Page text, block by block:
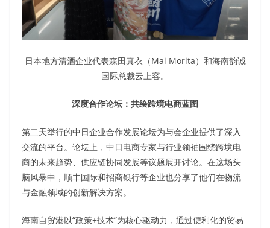
日本地方清酒企业代表森田真衣（Mai Morita）和海南韵诚
国际总裁云上容。
深度合作论坛：共绘跨境电商蓝图
第二天举行的中日企业合作发展论坛为与会企业提供了深入
交流的平台。论坛上，中日电商专家与行业领袖围绕跨境电
商的未来趋势、供应链协同发展等议题展开讨论。在这场头
脑风暴中，顺丰国际和招商银行等企业也分享了他们在物流
与金融领域的创新解决方案。
海南自贸港以“政策+技术”为核心驱动力，通过便利化的贸易